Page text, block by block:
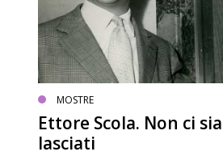
MOSTRE
Ettore Scola. Non ci
lasciati